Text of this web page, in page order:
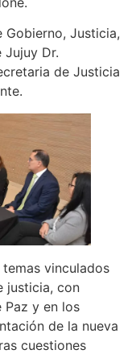
Justicia,
Jujuy Dr.
de Justicia
vinculados
justicia, con
Paz y en los
de la nueva
cuestiones